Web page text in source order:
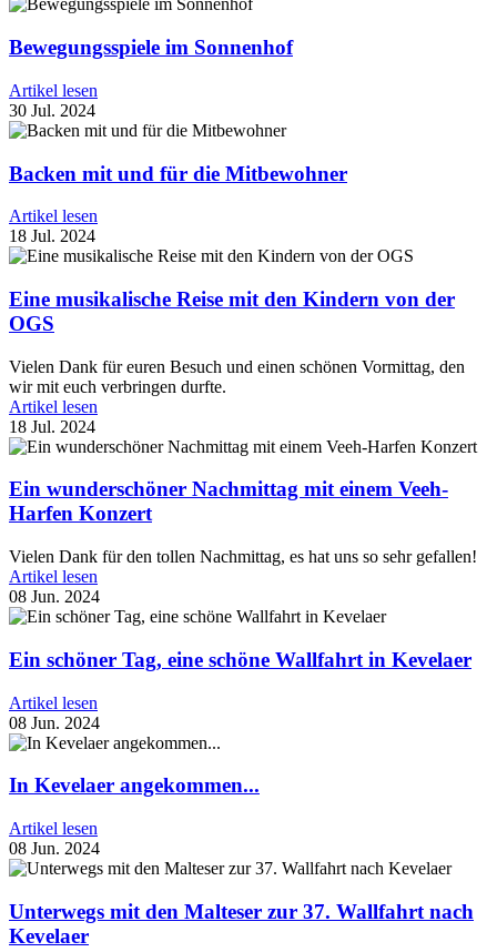
Bewegungsspiele im Sonnenhof
Artikel lesen
30 Jul. 2024
Backen mit und für die Mitbewohner
Artikel lesen
18 Jul. 2024
Eine musikalische Reise mit den Kindern von der
OGS
Vielen Dank für euren Besuch und einen schönen Vormittag, den
wir mit euch verbringen durfte.
Artikel lesen
18 Jul. 2024
Ein wunderschöner Nachmittag mit einem Veeh-
Harfen Konzert
Vielen Dank für den tollen Nachmittag, es hat uns so sehr gefallen!
Artikel lesen
08 Jun. 2024
Ein schöner Tag, eine schöne Wallfahrt in Kevelaer
Artikel lesen
08 Jun. 2024
In Kevelaer angekommen...
Artikel lesen
08 Jun. 2024
Unterwegs mit den Malteser zur 37. Wallfahrt nach
Kevelaer